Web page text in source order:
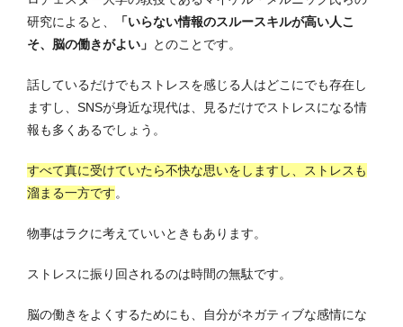
研究によると、
「いらない情報のスルースキルが高い人こ
そ、脳の働きがよい」 とのことです。
話しているだけでもストレスを感じる人はどこにでも存在し
ますし、SNSが身近な現代は、見るだけでストレスになる情
報も多くあるでしょう。
すべて真に受けていたら不快な思いをしますし、ストレスも
溜まる一方です。
物事はラクに考えていいときもあります。
ストレスに振り回されるのは時間の無駄です。
脳の働きをよくするためにも、自分がネガティブな感情にな